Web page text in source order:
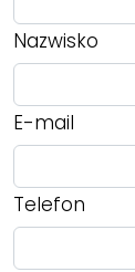
Nazwisko
E-mail
Telefon